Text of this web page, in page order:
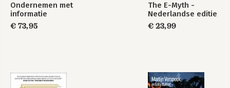
Ondernemen met
informatie
€ 73,95
The E-Myth -
Nederlandse editie
€ 23,99